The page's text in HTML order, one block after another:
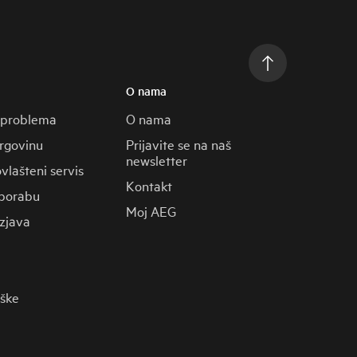
servis
O nama
O nama
Prijavite se na naš
newsletter
Kontakt
Moj AEG